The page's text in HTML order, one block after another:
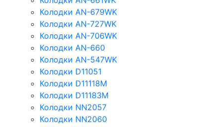
Колодки AN-679WK
Колодки AN-727WK
Колодки AN-706WK
Колодки AN-660
Колодки AN-547WK
Колодки D11051
Колодки D11118M
Колодки D11183M
Колодки NN2057
Колодки NN2060